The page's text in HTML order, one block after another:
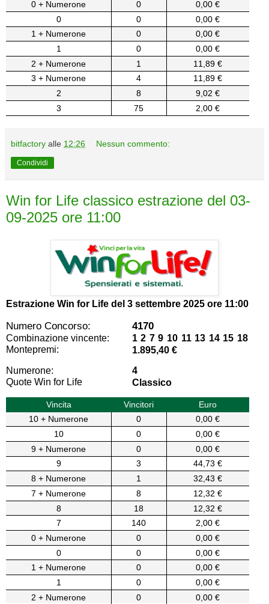
0 + Numerone
0
0,00 €
0
0
0,00 €
1 + Numerone
0
0,00 €
1
0
0,00 €
2 + Numerone
1
11,89 €
3 + Numerone
4
11,89 €
2
8
9,02 €
3
75 2,00 €
bitfactory alle 12:26 Nessun commento:
Condividi
Win for Life classico estrazione del 03-
09-2025 ore 11:00
Estrazione Win for Life del 3 settembre 2025 ore 11:00
Numero Concorso: 4170
Combinazione vincente:
1 2 7 9 10 11 13 14 15 18
Montepremi:
1.895,40 €
Numerone:
4
Quote Win for Life
Classico
Vincita Vincitori
Euro
10 + Numerone
0
0,00 €
10
0
0,00 €
9 + Numerone
0
0,00 €
9
3
44,73 €
8 + Numerone
1
32,43 €
7 + Numerone
8
12,32 €
8
18
12,32 €
7
140
2,00 €
0 + Numerone
0
0,00 €
0
0
0,00 €
1 + Numerone
0
0,00 €
1
0
0,00 €
2 + Numerone
0
0,00 €